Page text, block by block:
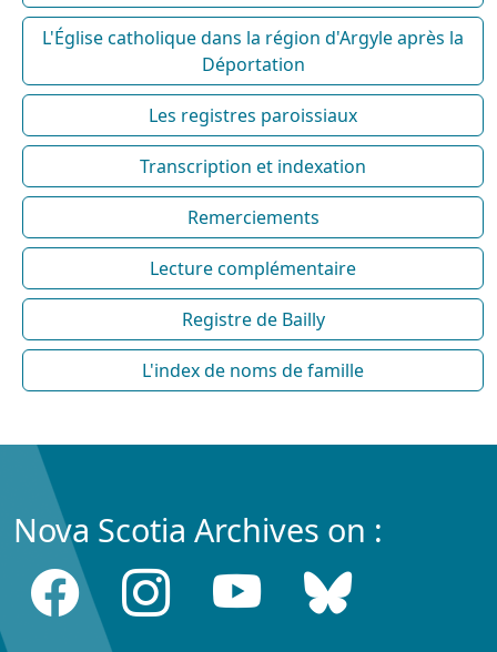
L'Église catholique dans la région d'Argyle après la
Déportation
Les registres paroissiaux
Transcription et indexation
Remerciements
Lecture complémentaire
Registre de Bailly
L'index de noms de famille
Nova Scotia Archives on :